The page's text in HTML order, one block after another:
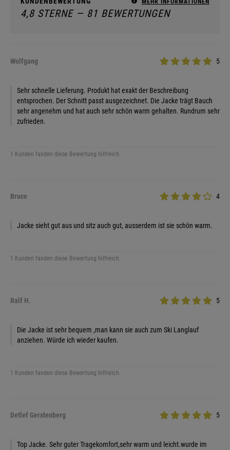
MEHR INFORMATIONEN
4,8 STERNE — 81 BEWERTUNGEN
Wolfgang 5
Sehr schnelle Lieferung. Produkt hat exakt der Beschreibung
entsprochen. Der Schnitt passt ausgezeichnet. Die Jacke trägt Bauch
sehr angenehm und hat auch sehr schön warm gehalten. Rundrum sehr
zufrieden.
1 Kunden fanden diese Bewertung hilfreich.
Bruce 4
Jacke sieht gut aus und sitz auch gut, ausserdem ist sie schön warm.
1 Kunden fanden diese Bewertung hilfreich.
Ralf H. 5
Die Jacke ist sehr bequem ,man kann sie auch zum Ski Langlauf
anziehen. Würde ich wieder kaufen.
1 Kunden fanden diese Bewertung hilfreich.
Detlef Gerstenberg 5
Top Jacke. Sehr guter Tragekomfort,sehr warm und leicht.wurde im